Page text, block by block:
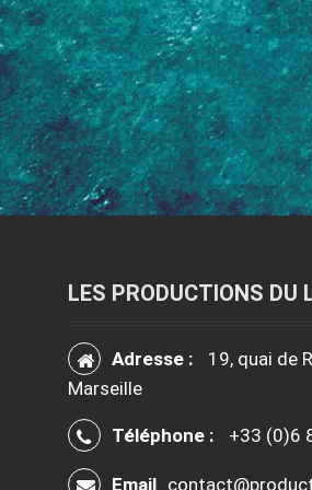
LES PRODUCTIONS DU
Adresse :
19, quai de
Marseille
Téléphone : +33 (0)6
Email